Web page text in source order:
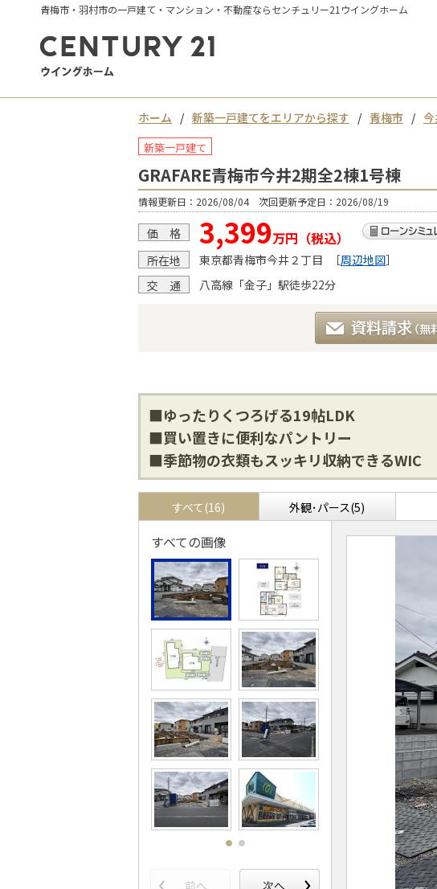
青梅市・羽村市の一戸建て・マンション・不動産ならセンチュリー21ウイングホーム
ホーム 新築一戸建てをエリアから探す 青梅市
新築一戸建て
GRAFARE青梅市今井2期全2棟1号棟
情報更新日：2026/08/04 次回更新予定日：2026/08/19
価 格 3,399万円（税込）
所在地 東京都青梅市今井２丁目 ［周辺地図］
交 通
八高線「金子」駅徒歩22分
■ゆったりくつろげる19帖LDK
■買い置きに便利なパントリー
■季節物の衣類もスッキリ収納できるWIC
すべて(16) 外観･パース(5)
すべての画像